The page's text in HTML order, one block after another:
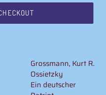
Grossmann, Kurt R.
Ossietzky
Ein deutscher